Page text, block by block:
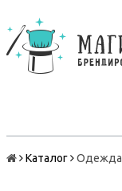
Каталог Одежда